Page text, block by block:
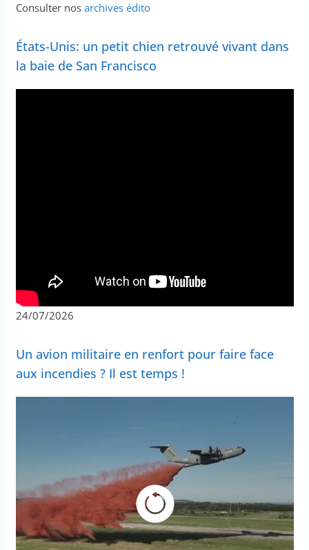
Consulter nos archives édito
États-Unis: un petit chien retrouvé vivant dans
la baie de San Francisco
24/07/2026
Un avion militaire en renfort pour faire face
aux incendies ? Il est temps !